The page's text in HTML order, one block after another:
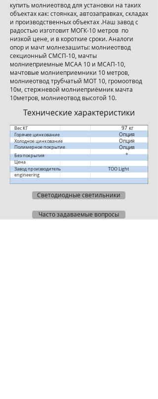
купить молниеотвод для установки на таких
объектах как: стоянках, автозаправках, складах
и производственных объектах .Наш завод с
радостью изготовит МОГК-10 метров по
низкой цене, и в короткие сроки. Аналоги
опор и мачт молнезашиты: молниеотвод
секционный СМСП-10, мачты
молниеприемные МСАА 10 и МСАП-10,
мачтовые молниеприемники 10 метров,
молниеотвод трубчатый МОТ 10, громоотвод
10м, стержневой молниеприёмник мачта
10метров, молниеотвод высотой 10.
Технические характеристики​
97 кг
Опция
Опция
Опция
+
Полимерное покрытие
Вес КГ
Горячее цинкование
Холодное цинкование
Без покрытия
Завод производитель ТООLight
engineering
Цена
Светодиодные светильники
Часто задаваемые вопросы